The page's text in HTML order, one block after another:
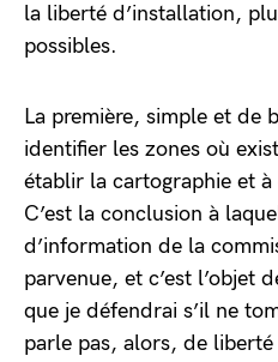
la liberté d’installation,
possibles.
La première, simple et de
identifier les zones où
établir la cartographie et
C’est la conclusion à
d’information de la
parvenue, et c’est l’objet
que je défendrai s’il ne
parle pas, alors, de liberté